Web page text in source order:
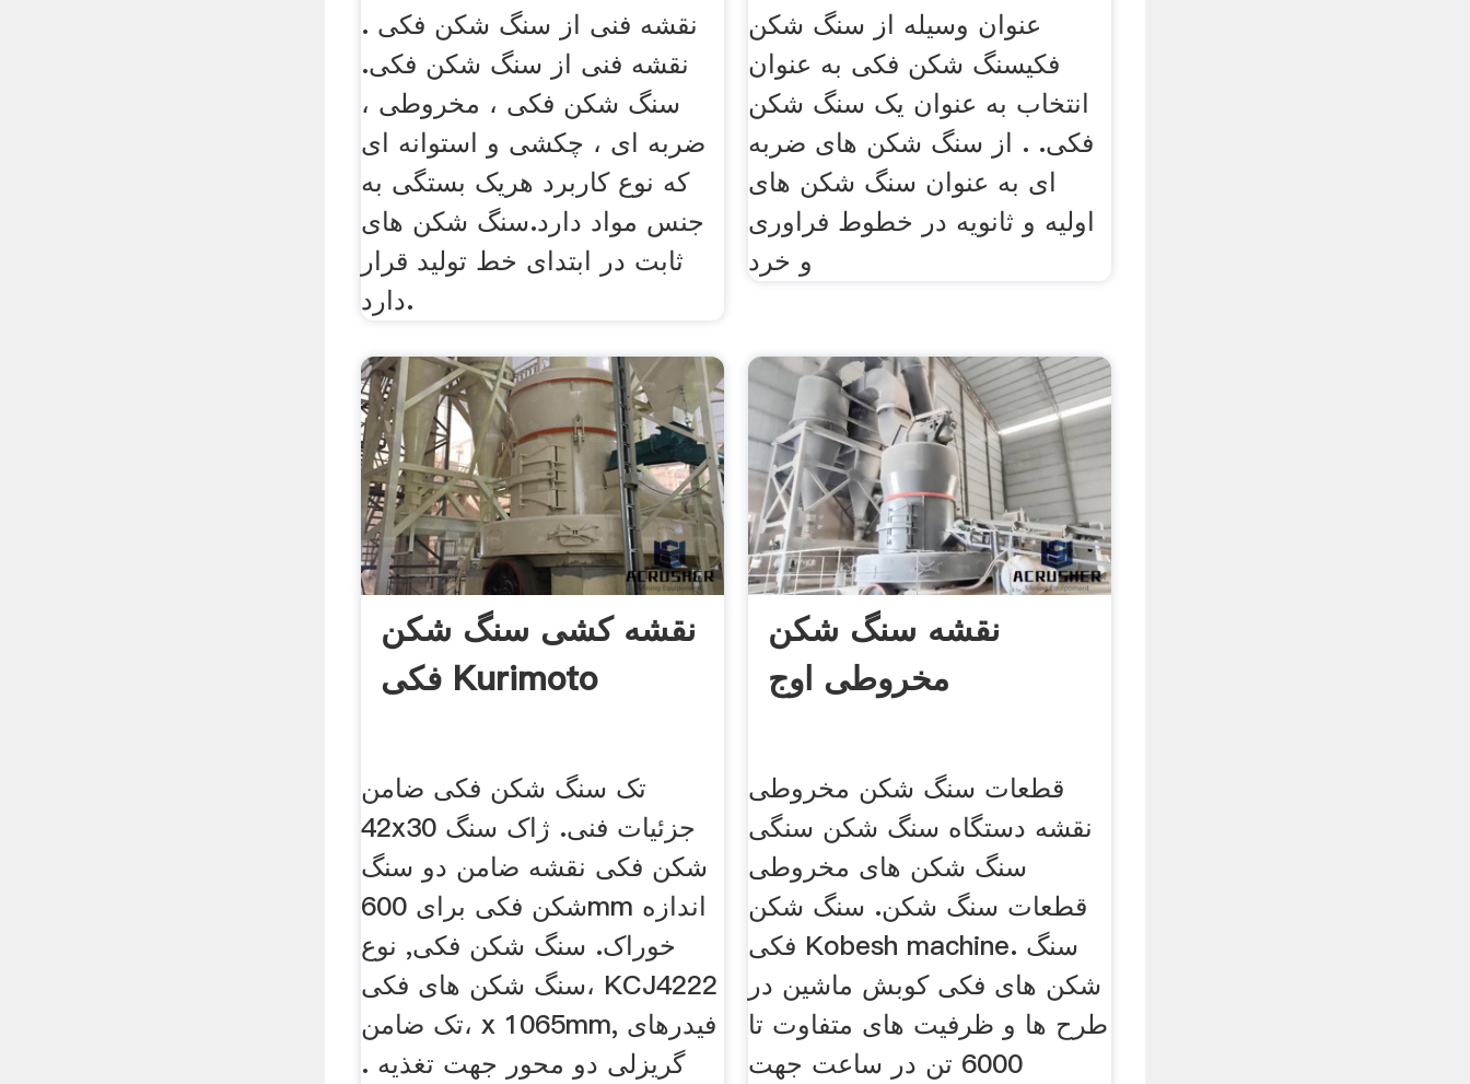
نقشه فنی از سنگ شکن فکی .
نقشه فنی از سنگ شکن فکی.
سنگ شکن فکی ، مخروطی ،
ضربه ای ، چکشی و استوانه ای
که نوع کاربرد هریک بستگی به
جنس مواد دارد.سنگ شکن های
ثابت در ابتدای خط تولید قرار
دارد.
عنوان وسیله از سنگ شکن
فکیسنگ شکن فکی به عنوان
انتخاب به عنوان یک سنگ شکن
فکی. . از سنگ شکن های ضربه
ای به عنوان سنگ شکن های
اولیه و ثانویه در خطوط فراوری
و خرد
نقشه کشی سنگ شکن
فکی Kurimoto
تک سنگ شکن فکی ضامن
42x30 جزئیات فنی. ژاک سنگ
شکن فکی نقشه ضامن دو سنگ
شکن فکی برای 600mm اندازه
خوراک. سنگ شکن فکی, نوع
سنگ شکن های فکی، KCJ4222
تک ضامن، x 1065mm, فیدرهای
گریزلی دو محور جهت تغذیه .
نقشه سنگ شکن
مخروطی اوج
قطعات سنگ شکن مخروطی
نقشه دستگاه سنگ شکن سنگی
سنگ شکن های مخروطی
قطعات سنگ شکن. سنگ شکن
فکی Kobesh machine. سنگ
شکن های فکی کوبش ماشین در
طرح ها و ظرفیت های متفاوت تا
6000 تن در ساعت جهت